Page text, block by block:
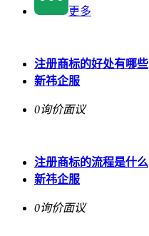
更多
注册商标的好处有哪些
新祎企服
0询价面议
注册商标的流程是什么
新祎企服
0询价面议